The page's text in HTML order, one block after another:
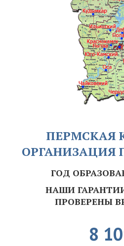
ПЕРМСКАЯ
ОРГАНИЗАЦИЯ
ГОД
НАШИ
ПРОВЕРЕНЫ
8